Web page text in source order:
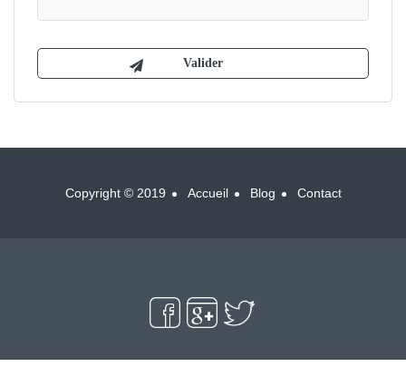
Copyright © 2019 Accueil Blog Contact